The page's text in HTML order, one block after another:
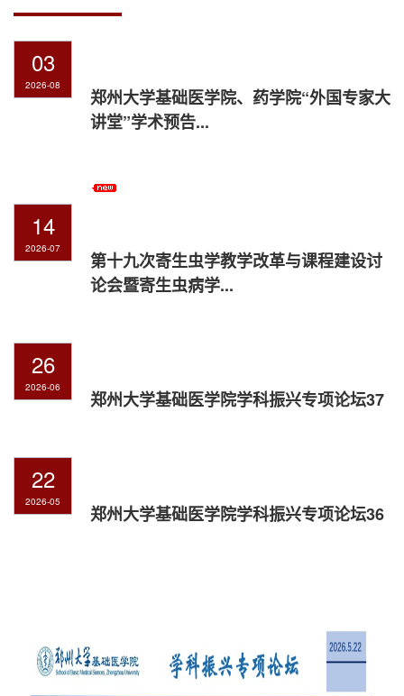
03
2026-08
郑州大学基础医学院、药学院“外国专家大
讲堂”学术预告...
14
2026-07
第十九次寄生虫学教学改革与课程建设讨
论会暨寄生虫病学...
26
2026-06
郑州大学基础医学院学科振兴专项论坛37
22
2026-05
郑州大学基础医学院学科振兴专项论坛36